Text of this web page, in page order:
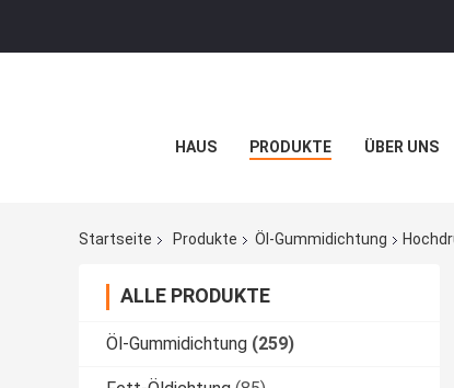
HAUS PRODUKTE ÜBER UNS
Startseite Produkte Öl-Gummidichtung
ALLE PRODUKTE
Öl-Gummidichtung (259)